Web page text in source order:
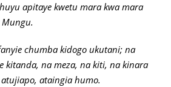
apitaye kwetu mara kwa mara
chumba kidogo ukutani; na
kitanda, na meza, na kiti, na kinara
ataingia humo.